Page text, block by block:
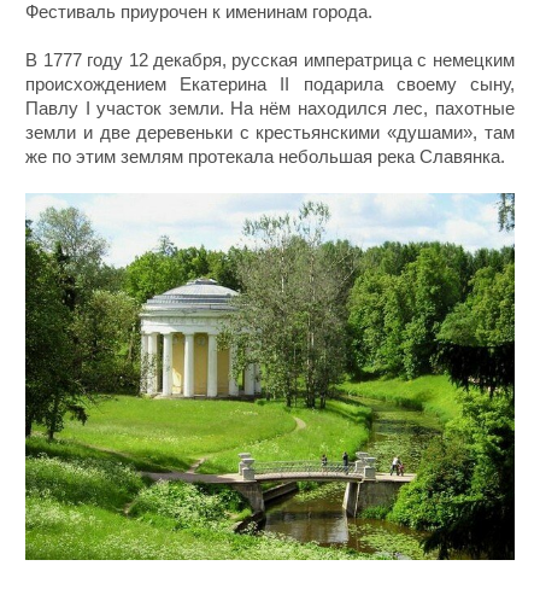
Фестиваль приурочен к именинам города.
В 1777 году 12 декабря, русская императрица с немецким
происхождением Екатерина II подарила своему сыну,
Павлу I участок земли. На нём находился лес, пахотные
земли и две деревеньки с крестьянскими «душами», там
же по этим землям протекала небольшая река Славянка.